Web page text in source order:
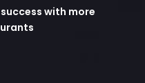
with more